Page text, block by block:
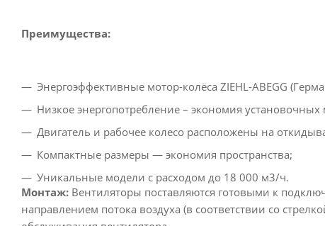
Преимущества:
Энергоэффективные мотор-колёса ZIEHL-ABEGG
Низкое энергопотребление – экономия
Двигатель и рабочее колесо расположены на
Компактные размеры — экономия пространства;
Уникальные модели с расходом до 18 000 м3/ч.
Монтаж: Вентиляторы поставляются готовыми к
направлением потока воздуха (в соответствии со